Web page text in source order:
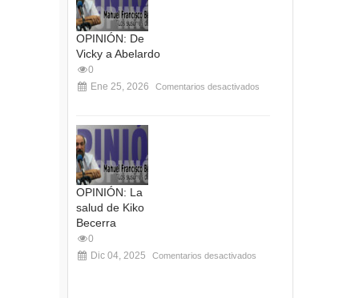
OPINIÓN: De
Vicky a Abelardo
0
Ene 25, 2026
Comentarios desactivados
OPINIÓN: La
salud de Kiko
Becerra
0
Dic 04, 2025
Comentarios desactivados